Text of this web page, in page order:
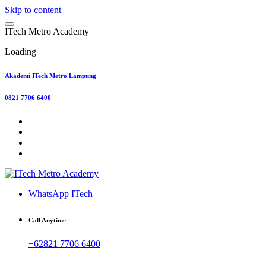
Skip to content
ITech Metro Academy
Loading
Akademi ITech Metro Lampung
0821 7706 6400
WhatsApp ITech
Call Anytime
+62821 7706 6400